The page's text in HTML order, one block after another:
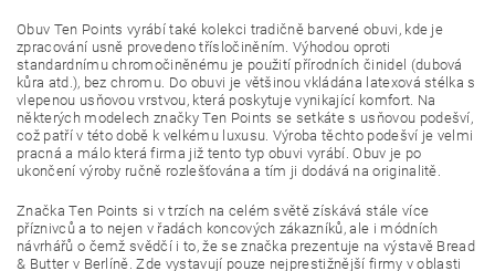
Obuv Ten Points vyrábí také kolekci tradičně barvené obuvi, kde je
zpracování usně provedeno třísločiněním. Výhodou oproti
standardnímu chromočiněnému je použití přírodních činidel (dubová
kůra atd.), bez chromu. Do obuvi je většinou vkládána latexová stélka s
vlepenou usňovou vrstvou, která poskytuje vynikající komfort. Na
některých modelech značky Ten Points se setkáte s usňovou podešví,
což patří v této době k velkému luxusu. Výroba těchto podešví je velmi
pracná a málo která firma již tento typ obuvi vyrábí. Obuv je po
ukončení výroby ručně rozlešťována a tím ji dodává na originalitě.
Značka Ten Points si v trzích na celém světě získává stále více
příznivců a to nejen v řadách koncových zákazníků, ale i módních
návrhářů o čemž svědčí i to, že se značka prezentuje na výstavě Bread
& Butter v Berlíně. Zde vystavují pouze nejprestižnější firmy v oblasti